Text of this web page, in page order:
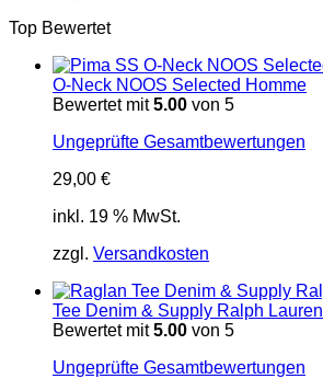
Top Bewertet
O-Neck NOOS Selected Homme
Bewertet mit5.00 von 5
Ungeprüfte Gesamtbewertungen
29,00 €
inkl. 19 % MwSt.
zzgl. Versandkosten
Tee Denim & Supply Ralph Lauren
Bewertet mit5.00 von 5
Ungeprüfte Gesamtbewertungen